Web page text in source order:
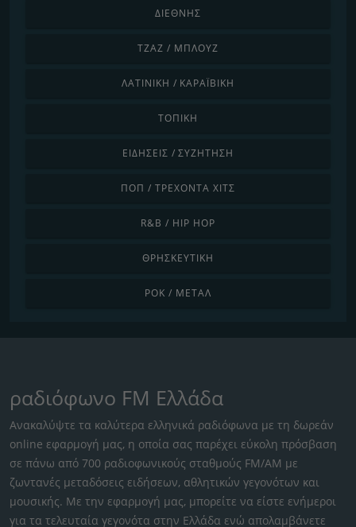
ΔΙΕΘΝΉΣ
ΤΖΑΖ / ΜΠΛΟΥΖ
ΛΑΤΙΝΙΚΉ / ΚΑΡΑΪΒΙΚΉ
ΤΟΠΙΚΉ
ΕΙΔΉΣΕΙΣ / ΣΥΖΉΤΗΣΗ
ΠΟΠ / ΤΡΈΧΟΝΤΑ ΧΙΤΣ
R&B / HIP HOP
ΘΡΗΣΚΕΥΤΙΚΉ
ΡΟΚ / ΜΈΤΑΛ
ραδιόφωνο FM Ελλάδα
Ανακαλύψτε τα καλύτερα ελληνικά ραδιόφωνα με τη δωρεάν
online εφαρμογή μας, η οποία σας παρέχει εύκολη πρόσβαση
σε πάνω από 700 ραδιοφωνικούς σταθμούς FM/AM με
ζωντανές μεταδόσεις ειδήσεων, αθλητικών γεγονότων και
μουσικής. Με την εφαρμογή μας, μπορείτε να είστε ενήμεροι
για τα τελευταία γεγονότα στην Ελλάδα ενώ απολαμβάνετε